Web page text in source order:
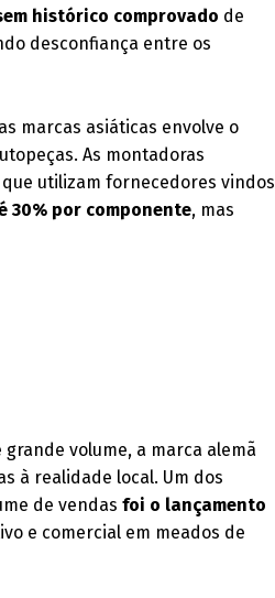
histórico comprovado de
desconfiança entre os
marcas asiáticas envolve o
As montadoras
utilizam fornecedores vindos
30% por componente, mas
volume, a marca alemã
à realidade local. Um dos
de vendasfoi o lançamento
e comercial em meados de